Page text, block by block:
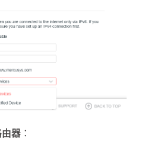
器 ：